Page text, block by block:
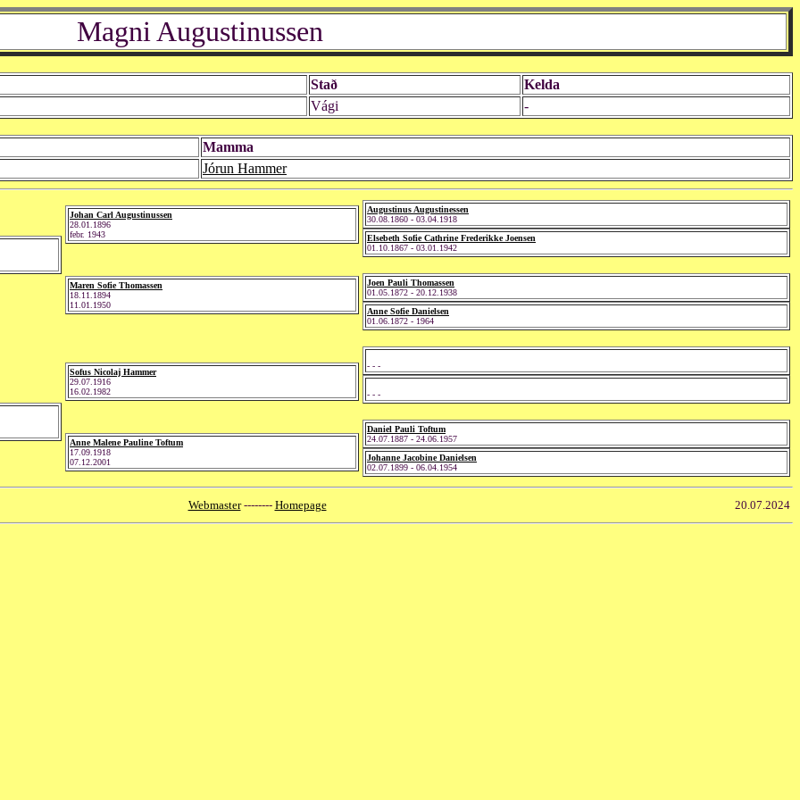
Magni Augustinussen
Stað
Kelda
Vági -
Mamma
Jórun Hammer
Johan Carl Augustinussen
28.01.1896
febr. 1943
Maren Sofie Thomassen
18.11.1894
11.01.1950
Sofus Nicolaj Hammer
29.07.1916
16.02.1982
Anne Malene Pauline Toftum
17.09.1918
07.12.2001
Augustinus Augustinessen
30.08.1860 - 03.04.1918
Elsebeth Sofie Cathrine Frederikke Joensen
01.10.1867 - 03.01.1942
Joen Pauli Thomassen
01.05.1872 - 20.12.1938
Anne Sofie Danielsen
01.06.1872 - 1964
- - -
- - -
Daniel Pauli Toftum
24.07.1887 - 24.06.1957
Johanne Jacobine Danielsen
02.07.1899 - 06.04.1954
Webmaster-------- Homepage 20.07.2024